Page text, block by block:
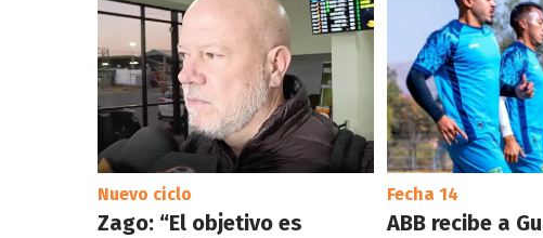
Nuevo ciclo
Zago: “El objetivo es
Fecha 14
ABB recibe a